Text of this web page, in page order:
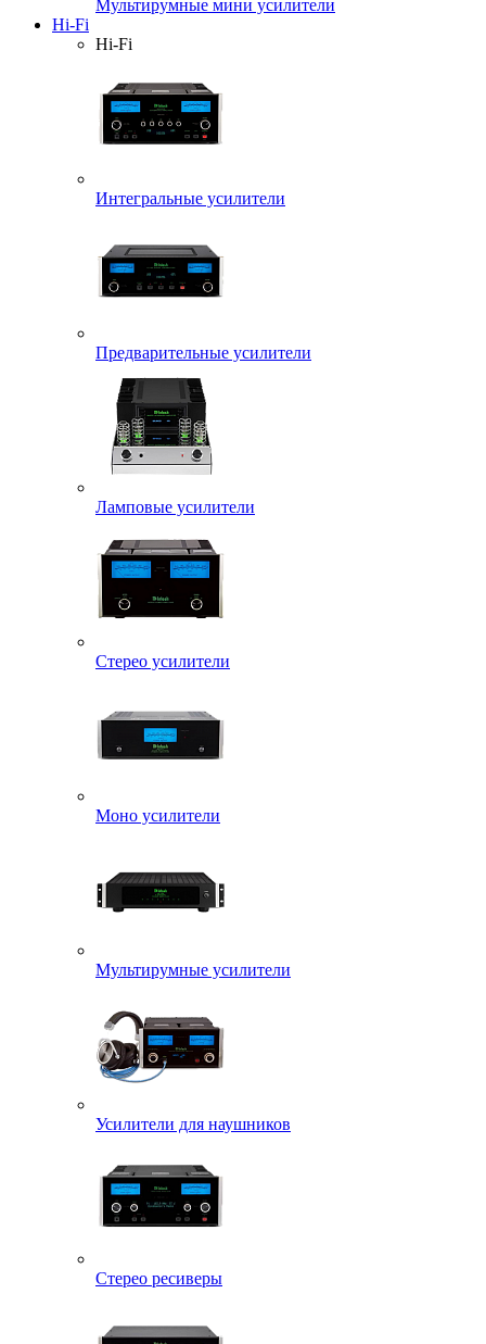
Мультирумные мини усилители
Hi-Fi
Hi-Fi
Интегральные усилители
Предварительные усилители
Ламповые усилители
Стерео усилители
Моно усилители
Мультирумные усилители
Усилители для наушников
Стерео ресиверы